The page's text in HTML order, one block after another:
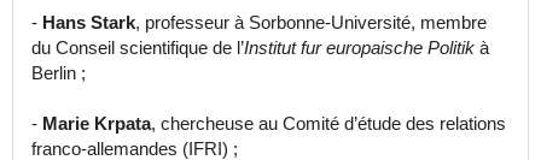
- Hans Stark, professeur à Sorbonne-Université, membre
du Conseil scientifique de l’Institut fur europaische Politik à
Berlin ;
- Marie Krpata, chercheuse au Comité d’étude des relations
franco-allemandes (IFRI) ;